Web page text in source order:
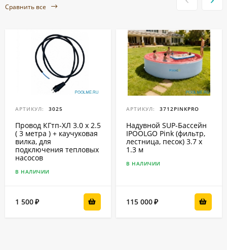
Сравнить все
АРТИКУЛ: 3025
Провод КГтп-ХЛ 3.0 x 2.5
( 3 метра ) + каучуковая
вилка, для
подключения тепловых
насосов
В НАЛИЧИИ
1 500₽
АРТИКУЛ: 3712PINKPRO
Надувной SUP-Бассейн
IPOOLGO Pink (фильтр,
лестница, песок) 3.7 x
1.3 м
В НАЛИЧИИ
115 000₽